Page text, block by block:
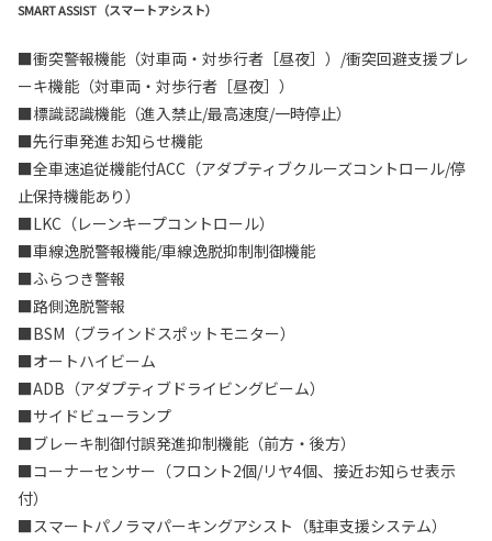
SMART ASSIST（スマートアシスト）
■衝突警報機能（対車両・対歩行者［昼夜］）/衝突回避支援ブレ
ーキ機能（対車両・対歩行者［昼夜］）
■標識認識機能（進入禁止/最高速度/一時停止）
■先行車発進お知らせ機能
■全車速追従機能付ACC（アダプティブクルーズコントロール/停
止保持機能あり）
■LKC（レーンキープコントロール）
■車線逸脱警報機能/車線逸脱抑制制御機能
■ふらつき警報
■路側逸脱警報
■BSM（ブラインドスポットモニター）
■オートハイビーム
■ADB（アダプティブドライビングビーム）
■サイドビューランプ
■ブレーキ制御付誤発進抑制機能（前方・後方）
■コーナーセンサー（フロント2個/リヤ4個、接近お知らせ表示
付）
■スマートパノラマパーキングアシスト（駐車支援システム）